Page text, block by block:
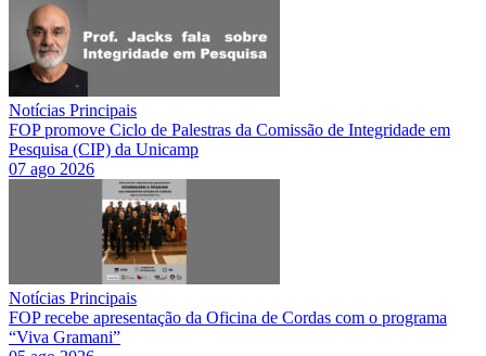
Notícias Principais
FOP promove Ciclo de Palestras da Comissão de Integridade em
Pesquisa (CIP) da Unicamp
07 ago 2026
Notícias Principais
FOP recebe apresentação da Oficina de Cordas com o programa
“Viva Gramani”